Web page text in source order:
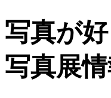
写真が
写真展